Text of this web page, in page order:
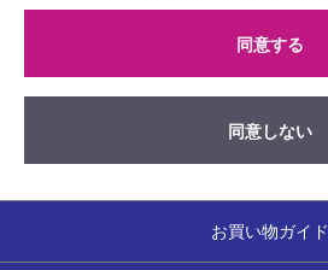
同意する
同意しない
お買い物ガイド